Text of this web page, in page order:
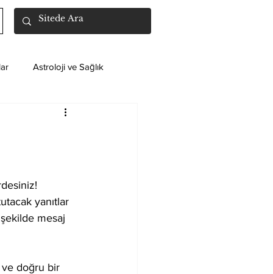
Astroloji ve Sağlık
yanıtlar
mesaj
ve doğru bir